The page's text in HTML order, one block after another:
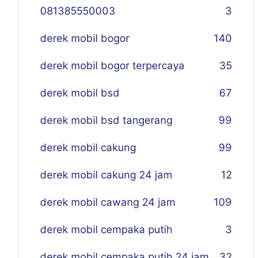
081385550003 3
derek mobil bogor 140
derek mobil bogor terpercaya 35
derek mobil bsd 67
derek mobil bsd tangerang 99
derek mobil cakung 99
derek mobil cakung 24 jam 12
derek mobil cawang 24 jam 109
derek mobil cempaka putih 3